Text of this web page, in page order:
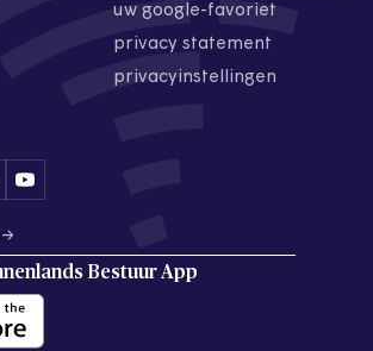
uw google-favoriet
privacy statement
privacyinstellingen
Bestuur App